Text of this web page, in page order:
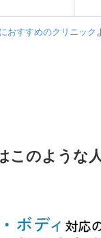
おすすめのクリニック
このような